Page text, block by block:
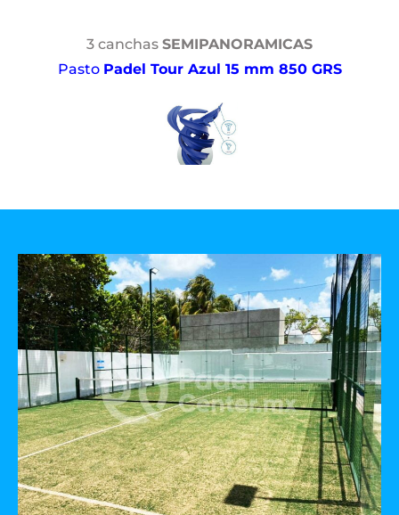
3 canchas SEMIPANORAMICAS
Pasto Padel Tour Azul 15 mm 850 GRS